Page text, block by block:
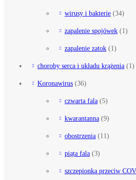
wirusy i bakterie (34)
zapalenie spojówek (1)
zapalenie zatok (1)
choroby serca i układu krążenia (1)
Koronawirus (36)
czwarta fala (5)
kwarantanna (9)
obostrzenia (11)
piąta fala (3)
szczepionka przeciw